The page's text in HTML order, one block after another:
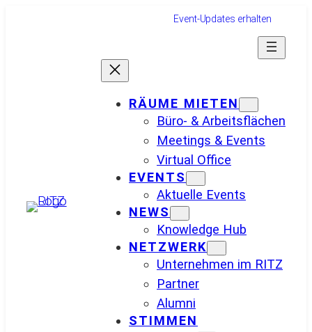
Event-Updates erhalten
RÄUME MIETEN
Büro- & Arbeitsflächen
Meetings & Events
Virtual Office
EVENTS
Aktuelle Events
NEWS
Knowledge Hub
NETZWERK
Unternehmen im RITZ
Partner
Alumni
STIMMEN